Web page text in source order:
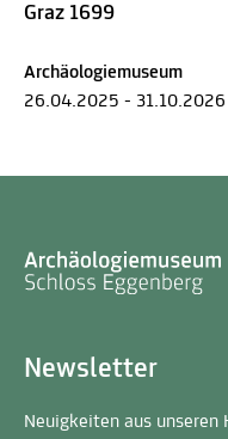
Graz 1699
Archäologiemuseum
26.04.2025 - 31.10.2026
Newsletter
Neuigkeiten aus unseren